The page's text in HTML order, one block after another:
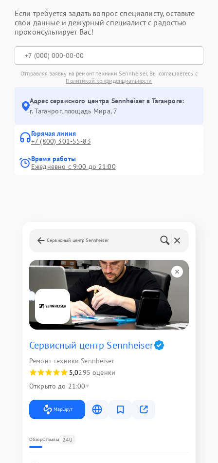
Если требуется задать вопрос специалисту, оставьте
свои данные и дежурный специалист с радостью
проконсультирует Вас!
Отправляя заявку на ремонт техники Sennheiser, Вы соглашаетесь с
Политикой конфиденциальности
Адрес сервисного центра Sennheiser в Таганроге:
г. Таганрог, площадь Мира, 7
Горячая линия
+7 (800) 301-55-83
Время работы
Ежедневно с 9:00 до 21:00
Сервисный центр Sennheiser
Сервисный центр Sennheiser
Ремонт техники Sennheiser
5,0295 оценки
Открыто до 21:00
Маршрут
ОбзорОтзывы 240